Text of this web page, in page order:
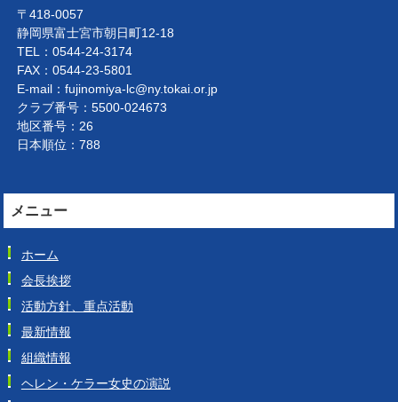
〒418-0057
静岡県富士宮市朝日町12-18
TEL：0544-24-3174
FAX：0544-23-5801
E-mail：fujinomiya-lc@ny.tokai.or.jp
クラブ番号：5500-024673
地区番号：26
日本順位：788
メニュー
ホーム
会長挨拶
活動方針、重点活動
最新情報
組織情報
ヘレン・ケラー女史の演説